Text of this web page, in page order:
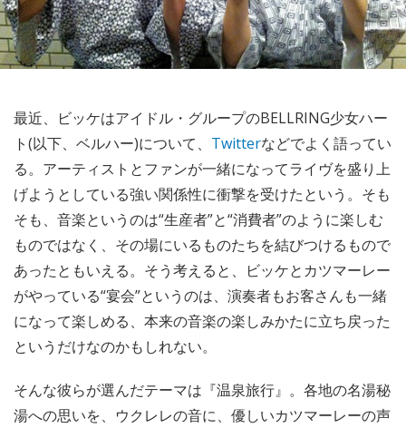
最近、ビッケはアイドル・グループのBELLRING少女ハー
ト(以下、ベルハー)について、 Twitterなどでよく語ってい
る。アーティストとファンが一緒になってライヴを盛り上
げようとしている強い関係性に衝撃を受けたという。そも
そも、音楽というのは“生産者”と“消費者”のように楽しむ
ものではなく、その場にいるものたちを結びつけるもので
あったともいえる。そう考えると、ビッケとカツマーレー
がやっている“宴会”というのは、演奏者もお客さんも一緒
になって楽しめる、本来の音楽の楽しみかたに立ち戻った
というだけなのかもしれない。
そんな彼らが選んだテーマは『温泉旅行』。各地の名湯秘
湯への思いを、ウクレレの音に、優しいカツマーレーの声